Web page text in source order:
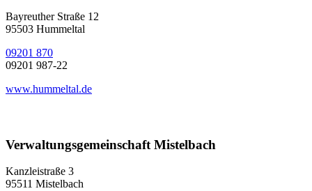
Bayreuther Straße 12
95503 Hummeltal
09201 870
09201 987-22
www.hummeltal.de
Verwaltungsgemeinschaft Mistelbach
Kanzleistraße 3
95511 Mistelbach